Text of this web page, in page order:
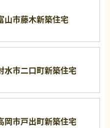
山市藤木新築住宅
水市二口町新築住宅
岡市戸出町新築住宅